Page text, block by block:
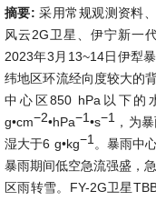
摘要:采用常规观测资料
风云2G卫星、伊宁新一
2023年3月13~14日伊犁
纬地区环流经向度较大的
中心区850 hPa以下的
g•cm−2•hPa−1•s−1 ，为
湿大于6 g•kg−1。暴雨中
暴雨期间低空急流强盛，
区雨转雪。FY-2G卫星